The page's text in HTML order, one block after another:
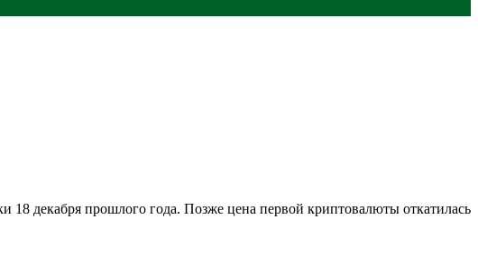
18 декабря прошлого года. Позже цена первой криптовалюты откатилась